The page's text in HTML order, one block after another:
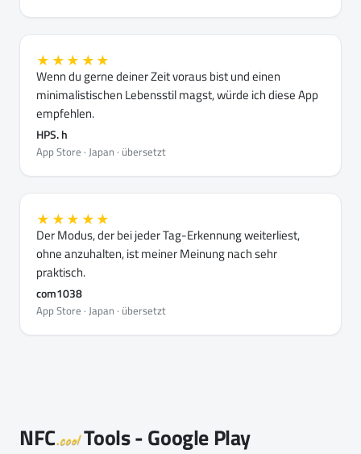
★★★★★
Wenn du gerne deiner Zeit voraus bist und einen
minimalistischen Lebensstil magst, würde ich diese App
empfehlen.
HPS. h
App Store · Japan · übersetzt
★★★★★
Der Modus, der bei jeder Tag-Erkennung weiterliest,
ohne anzuhalten, ist meiner Meinung nach sehr
praktisch.
com1038
App Store · Japan · übersetzt
NFC.coolTools - Google Play